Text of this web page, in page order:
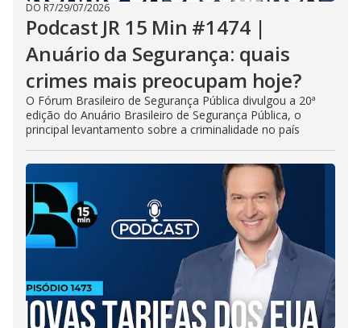
DO R7/29/07/2026
Podcast JR 15 Min #1474 |
Anuário da Segurança: quais
crimes mais preocupam hoje?
O Fórum Brasileiro de Segurança Pública divulgou a 20ª
edição do Anuário Brasileiro de Segurança Pública, o
principal levantamento sobre a criminalidade no país